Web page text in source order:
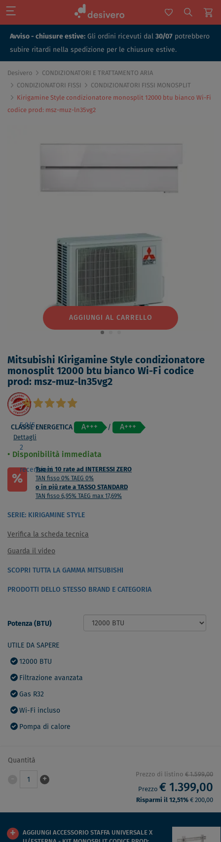
Avviso - chiusure estive: Gli ordini ricevuti dal 30/07 potrebbero
subire ritardi nella spedizione per le chiusure estive.
Desivero
CONDIZIONATORI E TRATTAMENTO ARIA
CONDIZIONATORI FISSI
CONDIZIONATORI FISSI MONOSPLIT
Kirigamine Style condizionatore monosplit 12000 btu bianco Wi-Fi
codice prod: msz-muz-ln35vg2
AGGIUNGI AL CARRELLO
Mitsubishi Kirigamine Style condizionatore
monosplit 12000 btu bianco Wi-Fi codice
prod: msz-muz-ln35vg2
5,0/5
2
recensioni
CLASSE ENERGETICA A+++ / A+++
Dettagli
Disponibilità immediata
%
Tuo in 10 rate ad INTERESSI ZERO
TAN fisso 0% TAEG 0%
o in più rate a TASSO STANDARD
TAN fisso 6,95% TAEG max 17,69%
SERIE: KIRIGAMINE STYLE
Verifica la scheda tecnica
Guarda il video
SCOPRI TUTTA LA GAMMA MITSUBISHI
PRODOTTI DELLO STESSO BRAND E CATEGORIA
Potenza (BTU)
UTILE DA SAPERE
12000 BTU
Filtrazione avanzata
Gas R32
Wi-Fi incluso
Pompa di calore
Quantità
1 +
Prezzo di listino € 1.599,00
Prezzo € 1.399,00
Risparmi il 12,51% € 200,00
AGGIUNGI ACCESSORIO STAFFA UNIVERSALE X